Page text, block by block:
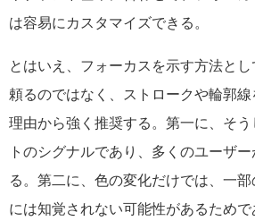
は容易にカスタマイズできる。
とはいえ、フォーカスを示す方法と
頼るのではなく、ストロークや輪郭
理由から強く推奨する。第一に、そ
トのシグナルであり、多くのユーザ
る。第二に、色の変化だけでは、一
には知覚されない可能性があるためで